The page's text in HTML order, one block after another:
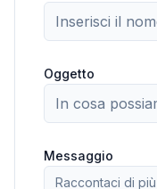
Oggetto
Messaggio